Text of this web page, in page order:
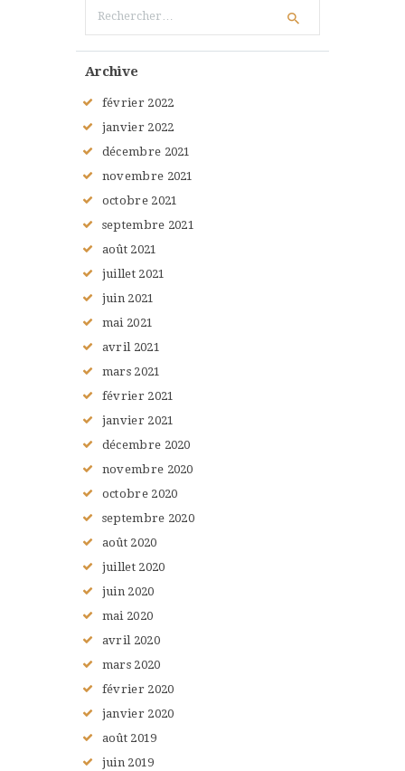
Archive
février 2022
janvier 2022
décembre 2021
novembre 2021
octobre 2021
septembre 2021
août 2021
juillet 2021
juin 2021
mai 2021
avril 2021
mars 2021
février 2021
janvier 2021
décembre 2020
novembre 2020
octobre 2020
septembre 2020
août 2020
juillet 2020
juin 2020
mai 2020
avril 2020
mars 2020
février 2020
janvier 2020
août 2019
juin 2019